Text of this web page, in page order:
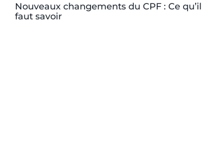
Nouveaux changements du CPF : Ce qu’il
faut savoir